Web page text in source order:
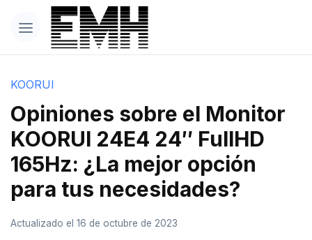
KOORUI
Opiniones sobre el Monitor
KOORUI 24E4 24″ FullHD
165Hz: ¿La mejor opción
para tus necesidades?
Actualizado el 16 de octubre de 2023